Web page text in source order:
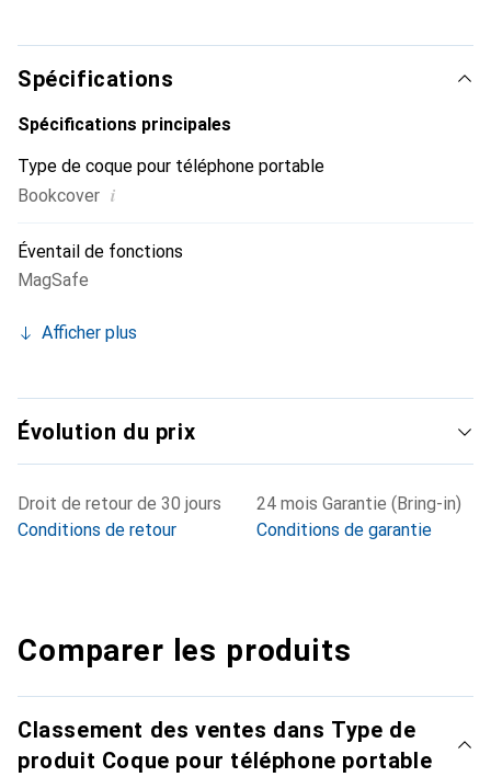
internationalement pour ses produits de haute qualité et
constitue un choix fiable pour une clientèle exigeante.
Spécifications
Spécifications principales
Type de coque pour téléphone portable
Bookcover i
Éventail de fonctions
MagSafe
Afficher plus
Évolution du prix
Droit de retour de 30 jours
Conditions de retour
24 mois Garantie (Bring-in)
Conditions de garantie
Comparer les produits
Classement des ventes dans Type de
produit Coque pour téléphone portable